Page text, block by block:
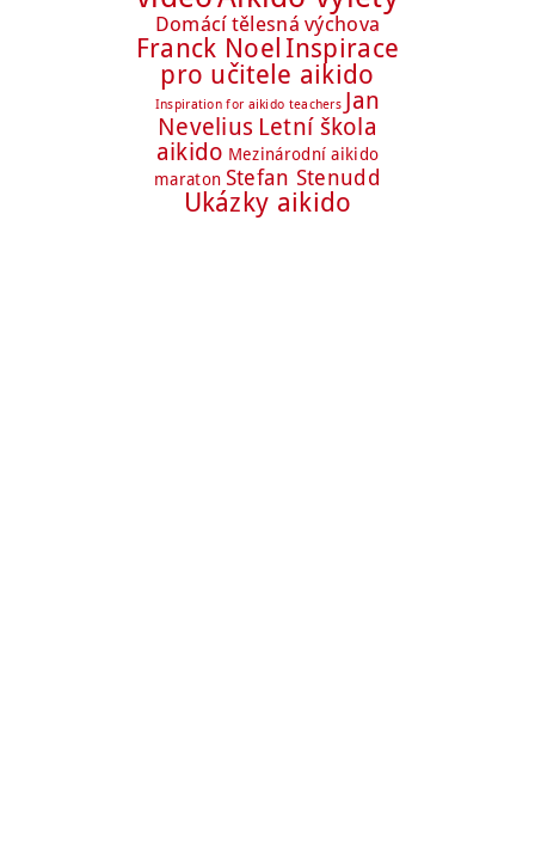
Domácí tělesná výchova
Franck Noel Inspirace
pro učitele aikido
Inspiration for aikido teachers Jan
Nevelius Letní škola
aikido Mezinárodní aikido
maraton Stefan Stenudd
Ukázky aikido